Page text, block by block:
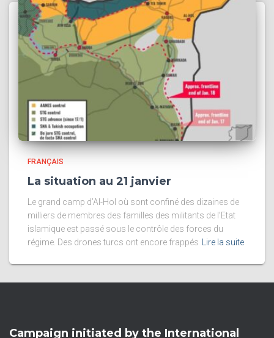
FRANÇAIS
La situation au 21 janvier
Le grand camp d’Al-Hol où sont confiné des dizaines de
milliers de membres des familles des militants de l’Etat
islamique est passé sous le contrôle des forces du
régime. Des drones turcs ont encore frappés Lire la suite
Campaign initiated by the International